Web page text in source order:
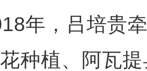
，吕培贵牵
种植、阿瓦